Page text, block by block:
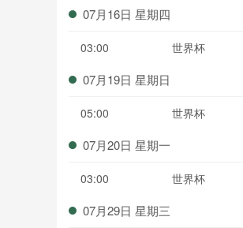
07月16日 星期四
03:00 世界杯
07月19日 星期日
05:00 世界杯
07月20日 星期一
03:00 世界杯
07月29日 星期三